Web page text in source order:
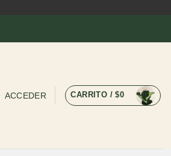
ACCEDER CARRITO /$0